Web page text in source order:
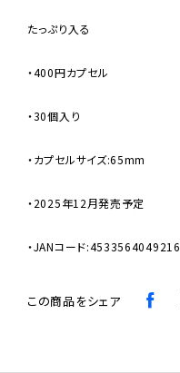
たっぷり入る
・400円カプセル
・30個入り
・カプセルサイズ:65mm
・2025年12月発売予定
・JANコード:4533564049216
この商品をシェア